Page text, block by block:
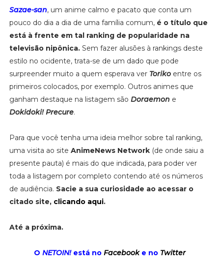
Sazae-san, um anime calmo e pacato que conta um
pouco do dia a dia de uma família comum, é o título que
está à frente em tal ranking de popularidade na
televisão nipônica.Sem fazer alusões à rankings deste
estilo no ocidente, trata-se de um dado que pode
surpreender muito a quem esperava ver Torikoentre os
primeiros colocados, por exemplo. Outros animes que
ganham destaque na listagem são Doraemon e
Dokidoki! Precure.
Para que você tenha uma ideia melhor sobre tal ranking,
uma visita ao site AnimeNews Network(de onde saiu a
presente pauta) é mais do que indicada, para poder ver
toda a listagem por completo contendo até os números
de audiência. Sacie a sua curiosidade ao acessar o
citado site, clicando aqui.
Até a próxima.
ONETOIN!está noFacebooke no Twitter